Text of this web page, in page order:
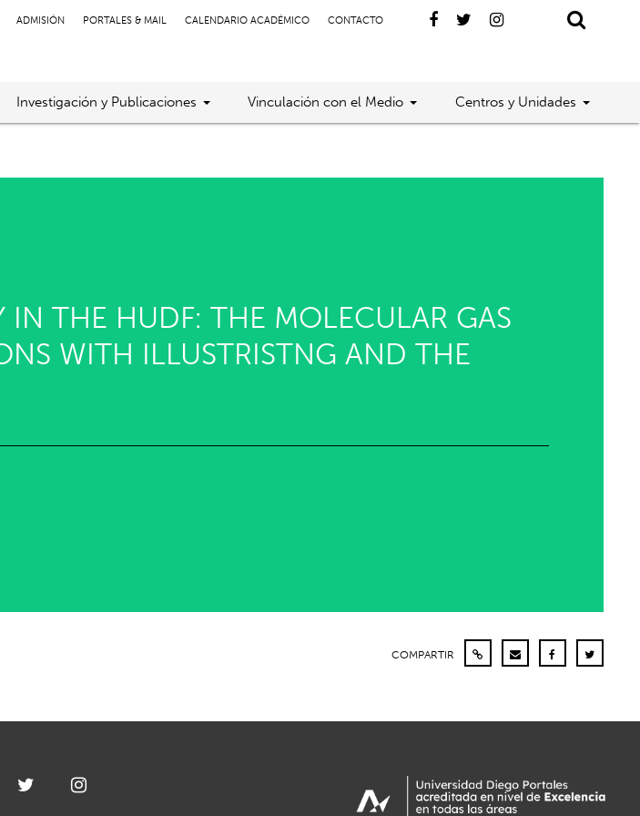
ADMISIÓN PORTALES & MAIL CALENDARIO ACADÉMICO CONTACTO
Investigación y Publicaciones Vinculación con el Medio Centros y Unidades
IN THE HUDF: THE MOLECULAR GAS
WITH ILLUSTRISTNG AND THE
COMPARTIR